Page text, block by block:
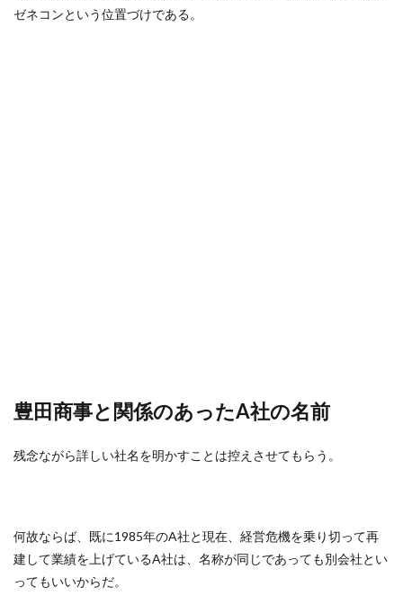
ゼネコンという位置づけである。
豊田商事と関係のあったA社の名前
残念ながら詳しい社名を明かすことは控えさせてもらう。
何故ならば、既に1985年のA社と現在、経営危機を乗り切って再
建して業績を上げているA社は、名称が同じであっても別会社とい
ってもいいからだ。